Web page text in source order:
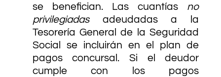
se benefician. Las cuantías no
privilegiadasadeudadas a la
Tesorería General de la Seguridad
Social se incluirán en el plan de
pagos concursal. Si el deudor
cumple con los pagos